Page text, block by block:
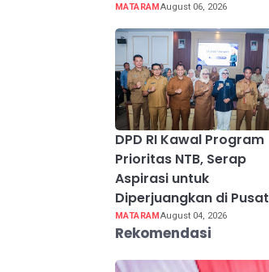
MATARAM August 06, 2026
DPD RI Kawal Program
Prioritas NTB, Serap
Aspirasi untuk
Diperjuangkan di Pusat
MATARAM August 04, 2026
Rekomendasi